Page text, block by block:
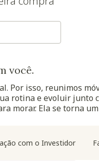
você.
Por isso, reunimos
rotina e evoluir junto
morar. Ela se torna
com o Investidor